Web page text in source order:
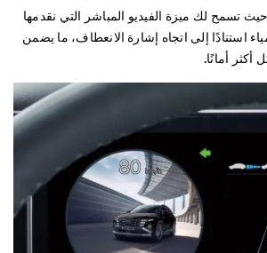
تسمح لك ميزة الفيديو المباشر التي نقدمها
استنادًا إلى اتجاه إشارة الانعطاف، ما يضمن
أكثر أمانًا.